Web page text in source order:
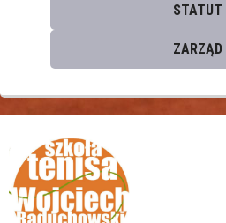
STATUT
ZARZĄD